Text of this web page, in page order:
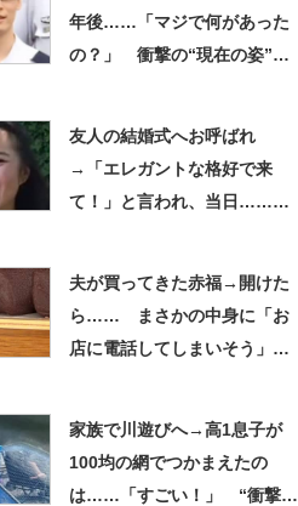
年後……「マジで何があった
の？」 衝撃の“現在の姿”が
友人の結婚式へお呼ばれ
→「エレガントな格好で来
て！」と言われ、当日……ま
夫が買ってきた赤福→開けた
ら…… まさかの中身に「お
店に電話してしまいそう」
家族で川遊びへ→高1息子が
100均の網でつかまえたの
は……「すごい！」 “衝撃の